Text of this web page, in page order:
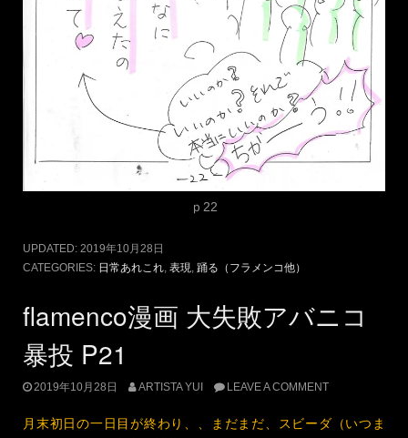
おはようございます 現代表現家 Artista YUIです。 今日も
３頁お送りします。
道をあやまったのかしら、、、と思うほど、ウケが良かった気
がします・・とほほ。